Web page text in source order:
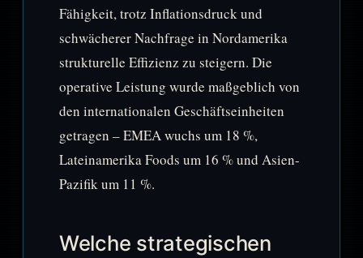
Fähigkeit, trotz Inflationsdruck und
schwächerer Nachfrage in Nordamerika
strukturelle Effizienz zu steigern. Die
operative Leistung wurde maßgeblich von
den internationalen Geschäftseinheiten
getragen – EMEA wuchs um 18 %,
Lateinamerika Foods um 16 % und Asien-
Pazifik um 11 %.
Welche strategischen